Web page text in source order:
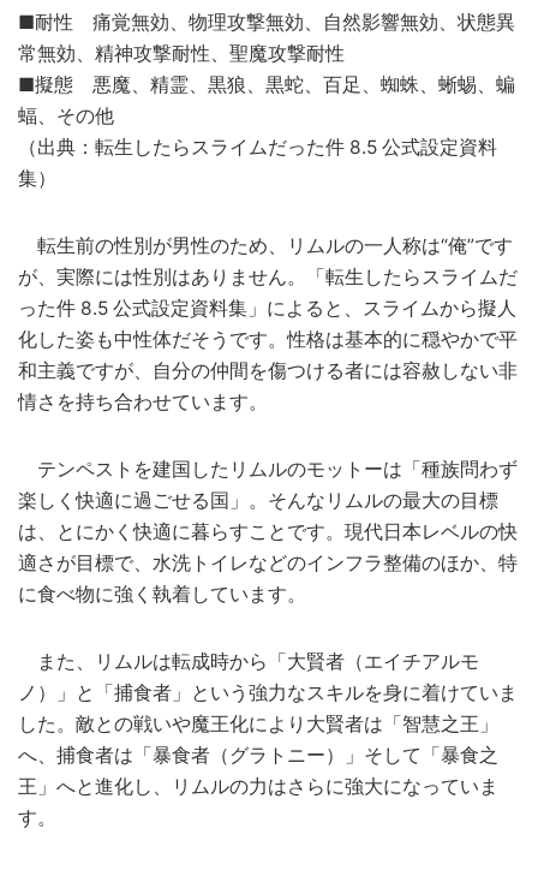
■耐性 痛覚無効、物理攻撃無効、自然影響無効、状態異
常無効、精神攻撃耐性、聖魔攻撃耐性
■擬態 悪魔、精霊、黒狼、黒蛇、百足、蜘蛛、蜥蜴、蝙
蝠、その他
（出典：転生したらスライムだった件 8.5 公式設定資料
集）
転生前の性別が男性のため、リムルの一人称は“俺”です
が、実際には性別はありません。「転生したらスライムだ
った件 8.5 公式設定資料集」によると、スライムから擬人
化した姿も中性体だそうです。性格は基本的に穏やかで平
和主義ですが、自分の仲間を傷つける者には容赦しない非
情さを持ち合わせています。
テンペストを建国したリムルのモットーは「種族問わず
楽しく快適に過ごせる国」。そんなリムルの最大の目標
は、とにかく快適に暮らすことです。現代日本レベルの快
適さが目標で、水洗トイレなどのインフラ整備のほか、特
に食べ物に強く執着しています。
また、リムルは転成時から「大賢者（エイチアルモ
ノ）」と「捕食者」という強力なスキルを身に着けていま
した。敵との戦いや魔王化により大賢者は「智慧之王」
へ、捕食者は「暴食者（グラトニー）」そして「暴食之
王」へと進化し、リムルの力はさらに強大になっていま
す。